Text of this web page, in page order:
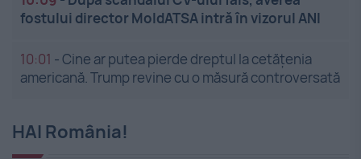
fostului director MoldATSA intră în vizorul ANI
10:01 -Cine ar putea pierde dreptul la cetățenia
americană. Trump revine cu o măsură controversată
HAI România!